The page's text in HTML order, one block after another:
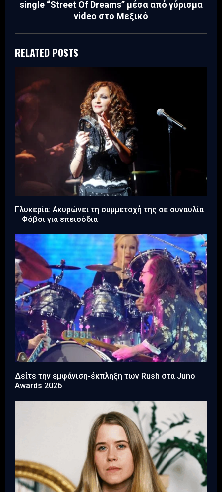
single “Street Of Dreams” μέσα από γύρισμα
video στο Μεξικό
RELATED POSTS
Γλυκερία: Ακυρώνει τη συμμετοχή της σε συναυλία
– Φόβοι για επεισόδια
Δείτε την εμφάνιση-έκπληξη των Rush στα Juno
Awards 2026